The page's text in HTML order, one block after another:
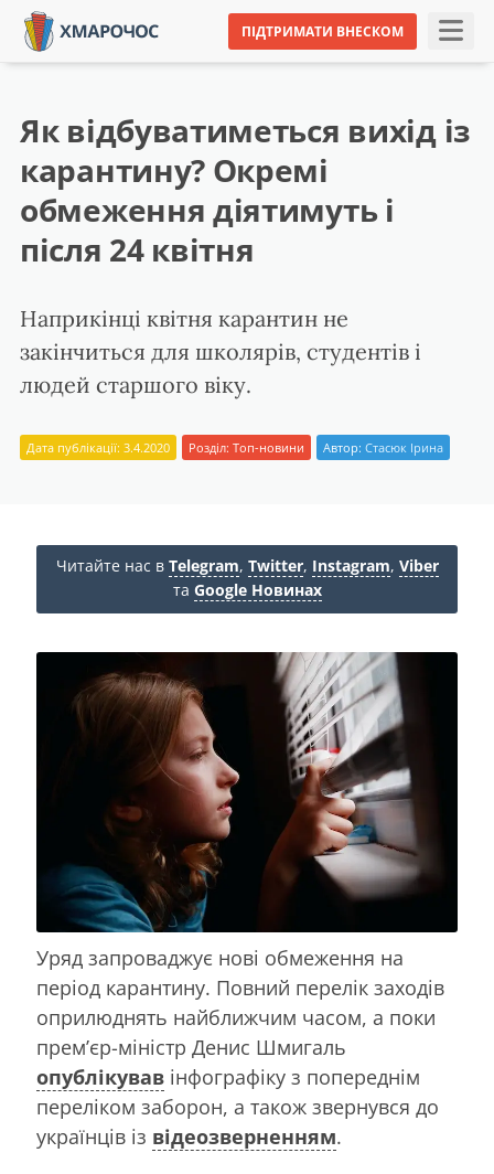
ПІДТРИМАТИ ВНЕСКОМ
Як відбуватиметься вихід із
карантину? Окремі
обмеження діятимуть і
після 24 квітня
Наприкінці квітня карантин не
закінчиться для школярів, студентів і
людей старшого віку.
Дата публікації: 3.4.2020 Розділ: Топ-новини Автор: Стасюк Ірина
Читайте нас в Telegram, Twitter, Instagram, Viber
та Google Новинах
Уряд запроваджує нові обмеження на
період карантину. Повний перелік заходів
оприлюднять найближчим часом, а поки
прем’єр-міністр Денис Шмигаль
опублікував інфографіку з попереднім
переліком заборон, а також звернувся до
українців із відеозверненням.